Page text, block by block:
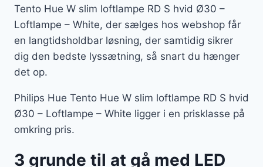
Tento Hue W slim loftlampe RD S hvid Ø30 –
Loftlampe – White, der sælges hos webshop får
en langtidsholdbar løsning, der samtidig sikrer
dig den bedste lyssætning, så snart du hænger
det op.
Philips Hue Tento Hue W slim loftlampe RD S hvid
Ø30 – Loftlampe – White ligger i en prisklasse på
omkring pris.
3 grunde til at gå med LED